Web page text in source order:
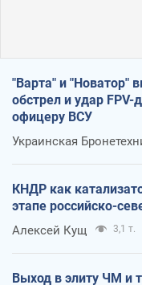
"Варта" и "Новатор"
обстрел и удар
офицеру ВСУ
Украинская
КНДР как
этапе российско-
Алексей Кущ 3,1 т.
Выход в элиту ЧМ и